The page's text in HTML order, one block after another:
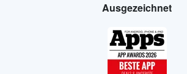
Ausgezeichnet